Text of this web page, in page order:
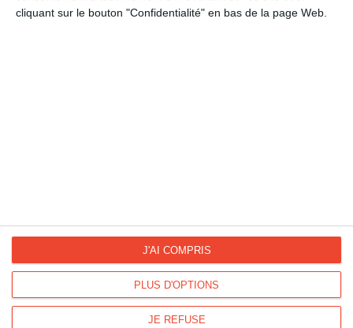
cliquant sur le bouton "Confidentialité" en bas de la page Web.
PLUS D'OPTIONS
JE REFUSE
J'AI COMPRIS
anniversaire, amour, amitié, fêtes...
Pour connaître les dates des fêtes, découvrez le